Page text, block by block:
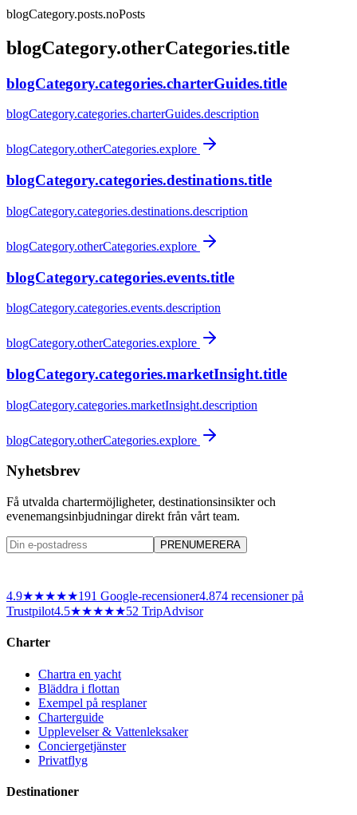
blogCategory.posts.noPosts
blogCategory.otherCategories.title
blogCategory.categories.charterGuides.title
blogCategory.categories.charterGuides.description
blogCategory.otherCategories.explore
blogCategory.categories.destinations.title
blogCategory.categories.destinations.description
blogCategory.otherCategories.explore
blogCategory.categories.events.title
blogCategory.categories.events.description
blogCategory.otherCategories.explore
blogCategory.categories.marketInsight.title
blogCategory.categories.marketInsight.description
blogCategory.otherCategories.explore
Nyhetsbrev
Få utvalda chartermöjligheter, destinationsinsikter och
evenemangsinbjudningar direkt från vårt team.
PRENUMERERA
4.9★★★★★191 Google-recensioner4.874 recensioner på
Trustpilot4.5★★★★★52 TripAdvisor
Charter
Chartra en yacht
Bläddra i flottan
Exempel på resplaner
Charterguide
Upplevelser & Vattenleksaker
Conciergetjänster
Privatflyg
Destinationer